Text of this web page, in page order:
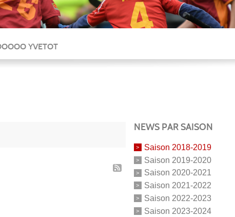
YVETOT
NEWS PAR SAISON
Saison 2018-2019
Saison 2019-2020
Saison 2020-2021
Saison 2021-2022
Saison 2022-2023
Saison 2023-2024